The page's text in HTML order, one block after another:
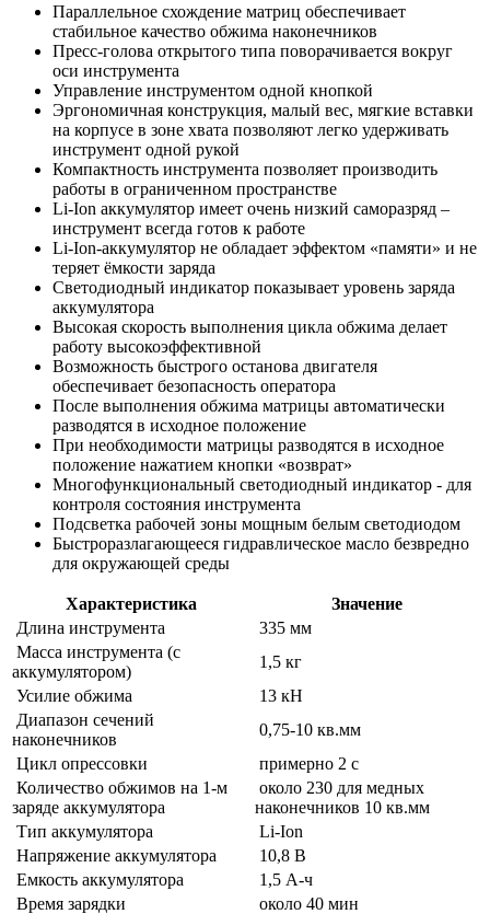
Параллельное схождение матриц обеспечивает
стабильное качество обжима наконечников
Пресс-голова открытого типа поворачивается вокруг
оси инструмента
Управление инструментом одной кнопкой
Эргономичная конструкция, малый вес, мягкие вставки
на корпусе в зоне хвата позволяют легко удерживать
инструмент одной рукой
Компактность инструмента позволяет производить
работы в ограниченном пространстве
Li-Ion аккумулятор имеет очень низкий саморазряд –
инструмент всегда готов к работе
Li-Ion-аккумулятор не обладает эффектом «памяти» и не
теряет ёмкости заряда
Светодиодный индикатор показывает уровень заряда
аккумулятора
Высокая скорость выполнения цикла обжима делает
работу высокоэффективной
Возможность быстрого останова двигателя
обеспечивает безопасность оператора
После выполнения обжима матрицы автоматически
разводятся в исходное положение
При необходимости матрицы разводятся в исходное
положение нажатием кнопки «возврат»
Многофункциональный светодиодный индикатор - для
контроля состояния инструмента
Подсветка рабочей зоны мощным белым светодиодом
Быстроразлагающееся гидравлическое масло безвредно
для окружающей среды
Характеристика
Значение
Длина инструмента
335 мм
Масса инструмента (с
аккумулятором)
1,5 кг
Усилие обжима
13 кН
Диапазон сечений
наконечников
0,75-10 кв.мм
Цикл опрессовки
примерно 2 с
Количество обжимов на 1-м
заряде аккумулятора
около 230 для медных
наконечников 10 кв.мм
Тип аккумулятора
Li-Ion
Напряжение аккумулятора
10,8 В
Емкость аккумулятора
1,5 А-ч
Время зарядки
около 40 мин